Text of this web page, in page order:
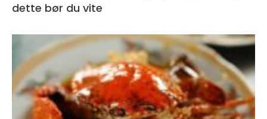
dette bør du vite